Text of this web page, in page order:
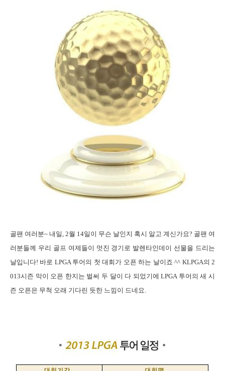
골팬 여러분~ 내일, 2월 14일이 무슨 날인지 혹시 알고 계신가요? 골팬 여
러분들께 우리 골프 여제들이 멋진 경기로 발렌타인데이 선물을 드리는
날입니다! 바로 LPGA 투어의 첫 대회가 오픈 하는 날이죠 ^^ KLPGA의 2
013시즌 막이 오픈 한지는 벌써 두 달이 다 되었기에 LPGA 투어의 새 시
즌 오픈은 무척 오래 기다린 듯한 느낌이 드네요.